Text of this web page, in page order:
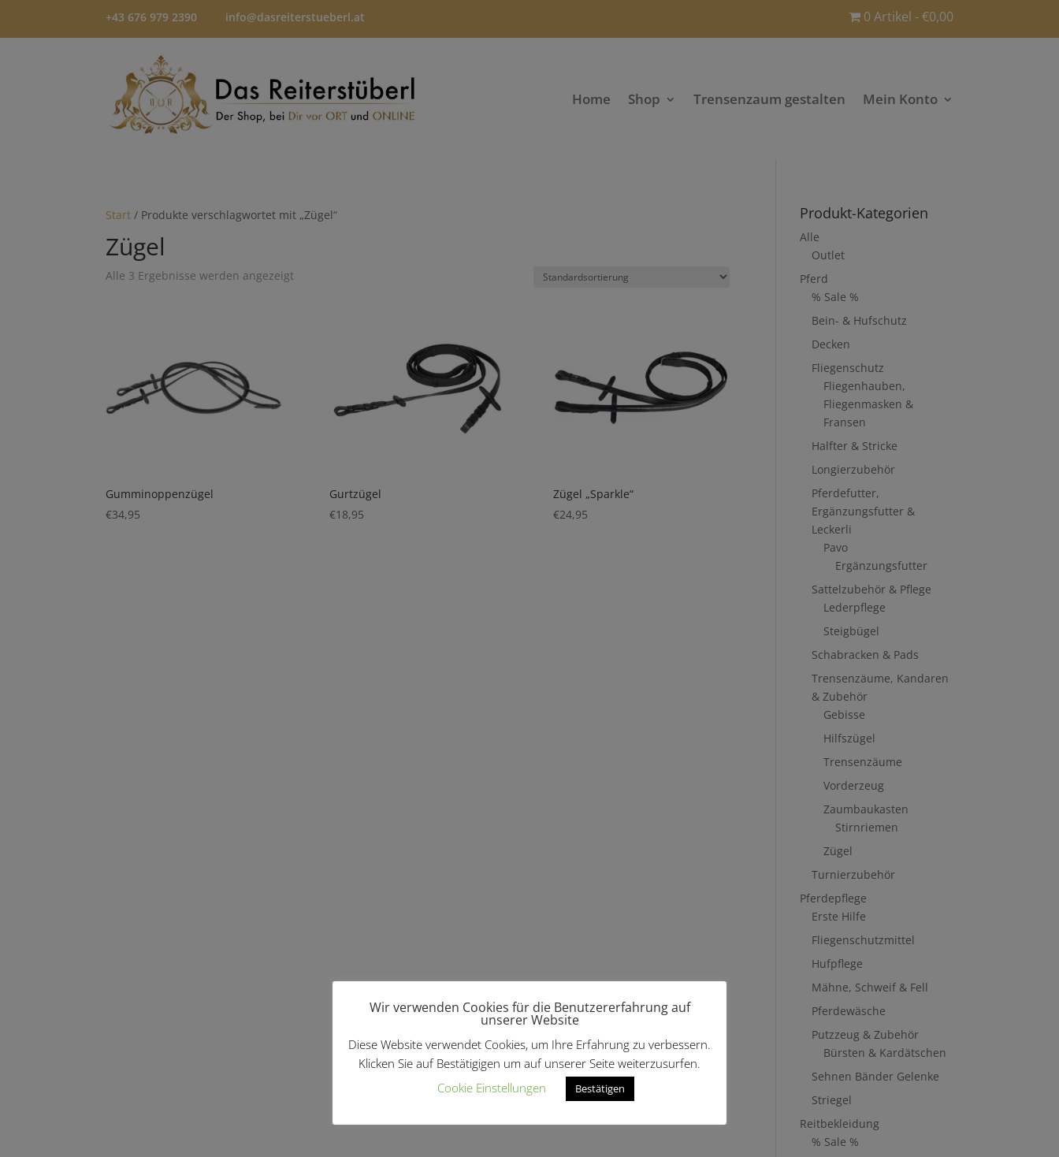
+43 676 979 2390 info@dasreiterstueberl.at 0 Artikel €0,00
Home Shop Trensenzaum gestalten Mein Konto
Start / Produkte verschlagwortet mit „Zügel“
Zügel
Alle 3 Ergebnisse werden angezeigt
Gumminoppenzügel
€34,95
Gurtzügel
€18,95
Zügel „Sparkle“
€24,95
Produkt-Kategorien
Alle
Outlet
Pferd
% Sale %
Bein- & Hufschutz
Decken
Fliegenschutz
Fliegenhauben,
Fliegenmasken &
Fransen
Halfter & Stricke
Longierzubehör
Pferdefutter,
Ergänzungsfutter &
Leckerli
Pavo
Ergänzungsfutter
Sattelzubehör & Pflege
Lederpflege
Steigbügel
Schabracken & Pads
Trensenzäume, Kandaren
& Zubehör
Gebisse
Hilfszügel
Trensenzäume
Vorderzeug
Zaumbaukasten
Stirnriemen
Zügel
Turnierzubehör
Pferdepflege
Erste Hilfe
Fliegenschutzmittel
Hufpflege
Mähne, Schweif & Fell
Pferdewäsche
Putzzeug & Zubehör
Bürsten & Kardätschen
Sehnen Bänder Gelenke
Striegel
Reitbekleidung
% Sale %
Wir verwenden Cookies für die Benutzererfahrung auf
unserer Website
Diese Website verwendet Cookies, um Ihre Erfahrung zu verbessern.
Klicken Sie auf Bestätigigen um auf unserer Seite weiterzusurfen.
Cookie Einstellungen
Bestätigen